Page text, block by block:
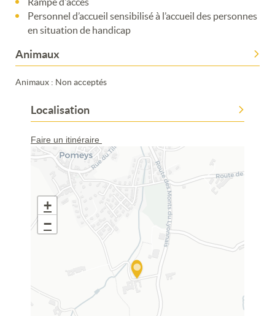
Personnel d’accueil sensibilisé à l’accueil des personnes
en situation de handicap
Animaux
Animaux : Non acceptés
Localisation
Faire un itinéraire
+
−